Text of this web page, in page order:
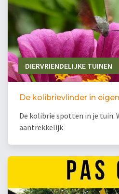
DIERVRIENDELIJKE TUINEN
De kolibrievlinder in
De kolibrie spotten in je tuin.
aantrekkelijk